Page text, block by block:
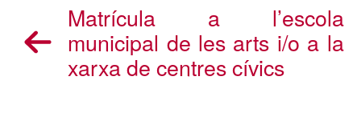
Matrícula a l’escola
municipal de les arts i/o a la
xarxa de centres cívics